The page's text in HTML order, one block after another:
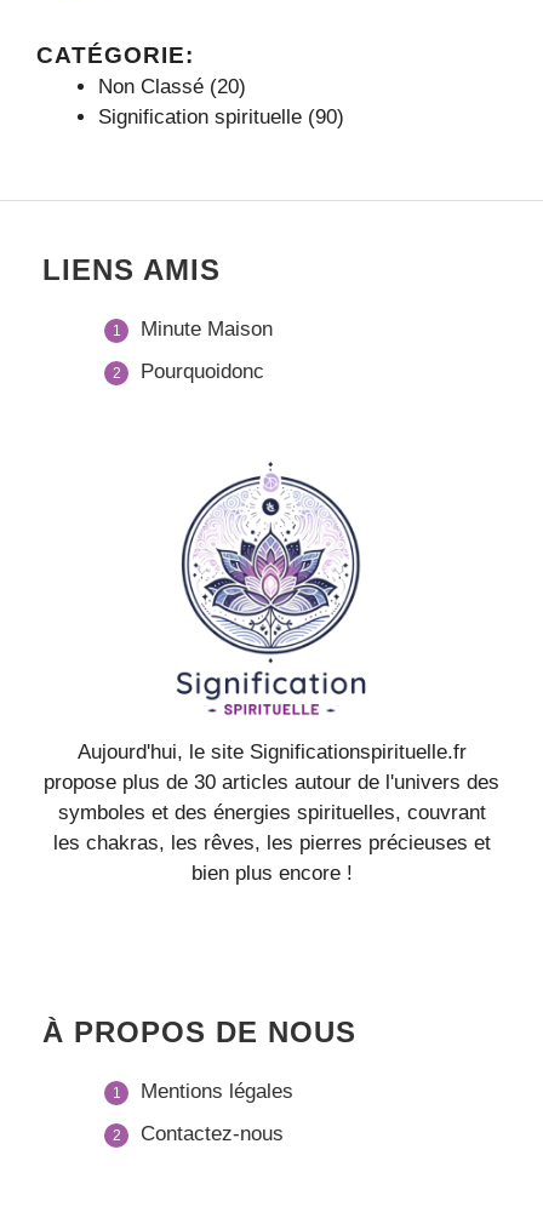
CATÉGORIE:
Non Classé (20)
Signification spirituelle (90)
LIENS AMIS
Minute Maison
Pourquoidonc
Aujourd'hui, le site Significationspirituelle.fr
propose plus de 30 articles autour de l'univers des
symboles et des énergies spirituelles, couvrant
les chakras, les rêves, les pierres précieuses et
bien plus encore !
À PROPOS DE NOUS
Mentions légales
Contactez-nous